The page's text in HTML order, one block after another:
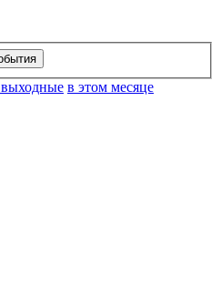
в этом месяце